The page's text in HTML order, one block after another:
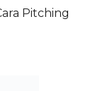
Pitching